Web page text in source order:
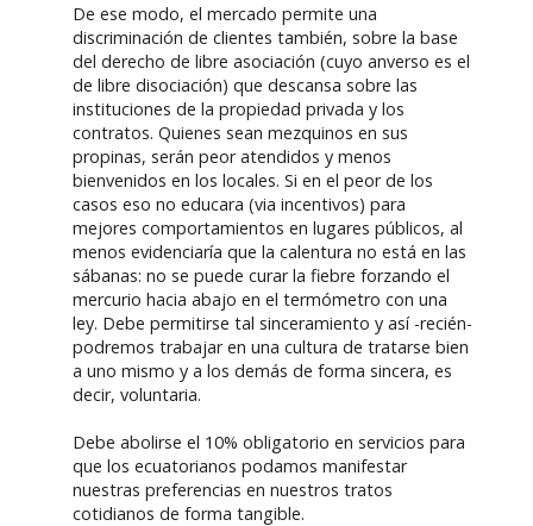
De ese modo, el mercado permite una
discriminación de clientes también, sobre la base
del derecho de libre asociación (cuyo anverso es el
de libre disociación) que descansa sobre las
instituciones de la propiedad privada y los
contratos. Quienes sean mezquinos en sus
propinas, serán peor atendidos y menos
bienvenidos en los locales. Si en el peor de los
casos eso no educara (via incentivos) para
mejores comportamientos en lugares públicos, al
menos evidenciaría que la calentura no está en las
sábanas: no se puede curar la fiebre forzando el
mercurio hacia abajo en el termómetro con una
ley. Debe permitirse tal sinceramiento y así -recién-
podremos trabajar en una cultura de tratarse bien
a uno mismo y a los demás de forma sincera, es
decir, voluntaria.
Debe abolirse el 10% obligatorio en servicios para
que los ecuatorianos podamos manifestar
nuestras preferencias en nuestros tratos
cotidianos de forma tangible.